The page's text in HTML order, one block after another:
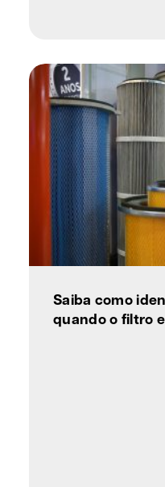
Saiba como
quando o filtro